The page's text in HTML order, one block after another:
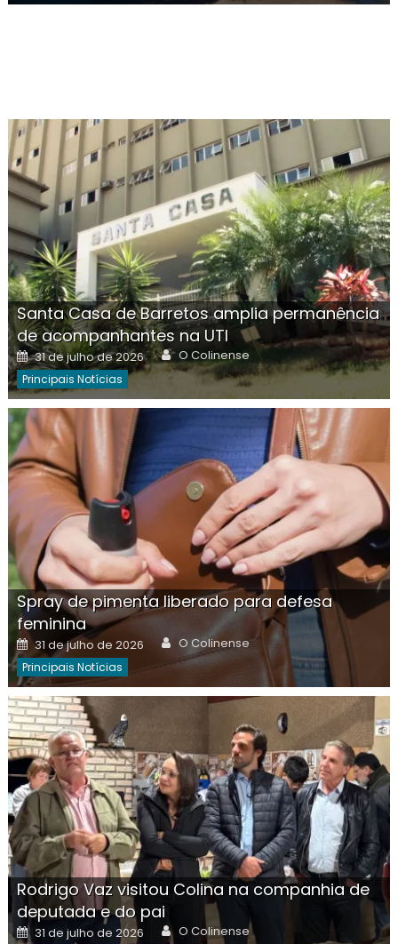
Santa Casa de Barretos amplia permanência
de acompanhantes na UTI
Posted
on
31 de julho de 2026 Author
O Colinense
Principais Notícias
Spray de pimenta liberado para defesa
feminina
Posted
on
31 de julho de 2026 Author
O Colinense
Principais Notícias
Rodrigo Vaz visitou Colina na companhia de
deputada e do pai
Posted
on
31 de julho de 2026 Author
O Colinense